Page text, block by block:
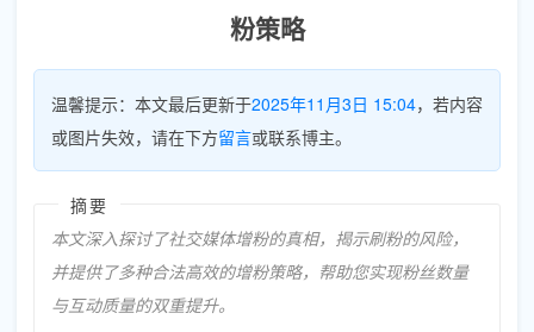
粉策略
温馨提示：本文最后更新于2025年11月3日 15:04，若内容
或图片失效，请在下方留言或联系博主。
摘要
本文深入探讨了社交媒体增粉的真相，揭示刷粉的风险，
并提供了多种合法高效的增粉策略，帮助您实现粉丝数量
与互动质量的双重提升。